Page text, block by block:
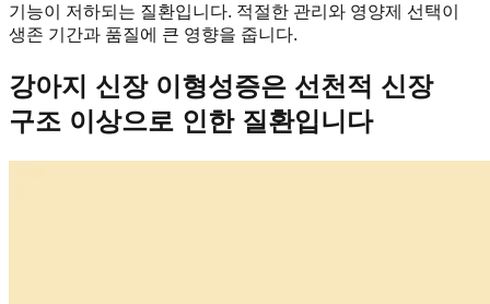
기능이 저하되는 질환입니다. 적절한 관리와 영양제 선택이
생존 기간과 품질에 큰 영향을 줍니다.
강아지 신장 이형성증은 선천적 신장
구조 이상으로 인한 질환입니다